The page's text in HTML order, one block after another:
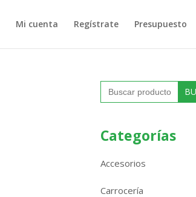
Mi cuenta Regístrate Presupuesto
Buscar:
Categorías
Accesorios
Carrocería